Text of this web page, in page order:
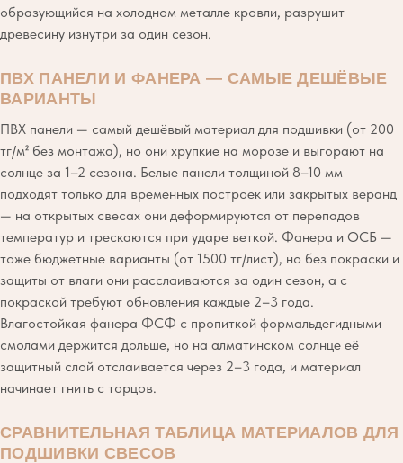
образующийся на холодном металле кровли, разрушит
древесину изнутри за один сезон.
ПВХ ПАНЕЛИ И ФАНЕРА — САМЫЕ ДЕШЁВЫЕ
ВАРИАНТЫ
ПВХ панели — самый дешёвый материал для подшивки (от 200
тг/м² без монтажа), но они хрупкие на морозе и выгорают на
солнце за 1–2 сезона. Белые панели толщиной 8–10 мм
подходят только для временных построек или закрытых веранд
— на открытых свесах они деформируются от перепадов
температур и трескаются при ударе веткой. Фанера и ОСБ —
тоже бюджетные варианты (от 1500 тг/лист), но без покраски и
защиты от влаги они расслаиваются за один сезон, а с
покраской требуют обновления каждые 2–3 года.
Влагостойкая фанера ФСФ с пропиткой формальдегидными
смолами держится дольше, но на алматинском солнце её
защитный слой отслаивается через 2–3 года, и материал
начинает гнить с торцов.
СРАВНИТЕЛЬНАЯ ТАБЛИЦА МАТЕРИАЛОВ ДЛЯ
ПОДШИВКИ СВЕСОВ